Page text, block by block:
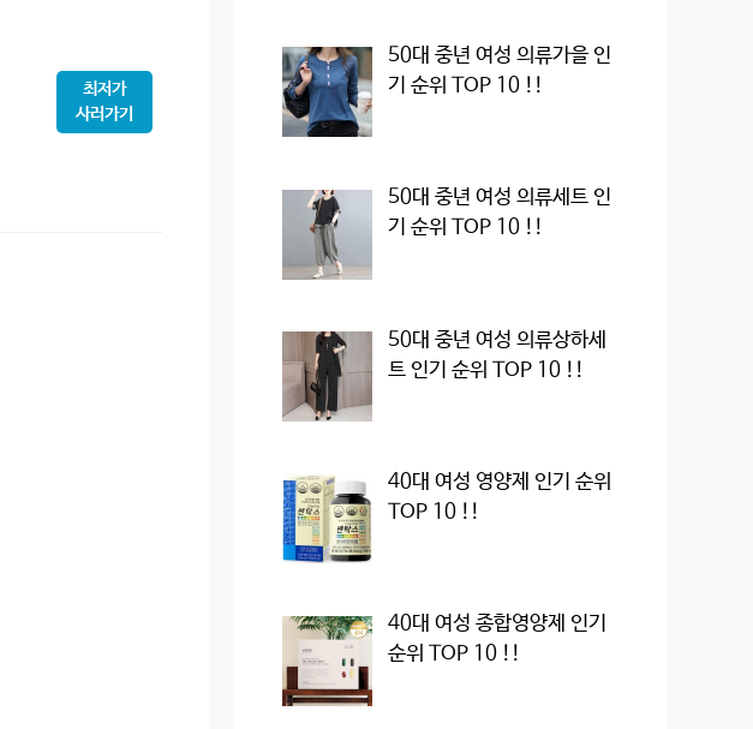
최저가
사러가기
50대 중년 여성 의류가을 인
기 순위 TOP 10 !!
50대 중년 여성 의류세트 인
기 순위 TOP 10 !!
50대 중년 여성 의류상하세
트 인기 순위 TOP 10 !!
40대 여성 영양제 인기 순위
TOP 10 !!
40대 여성 종합영양제 인기
순위 TOP 10 !!